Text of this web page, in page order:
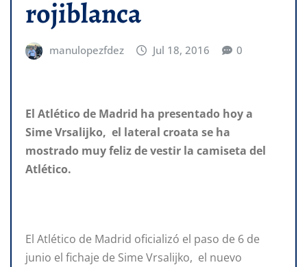
rojiblanca
manulopezfdez Jul 18, 2016 0
El Atlético de Madrid ha presentado hoy a
Sime Vrsalijko, el lateral croata se ha
mostrado muy feliz de vestir la camiseta del
Atlético.
El Atlético de Madrid oficializó el paso de 6 de
junio el fichaje de Sime Vrsalijko, el nuevo